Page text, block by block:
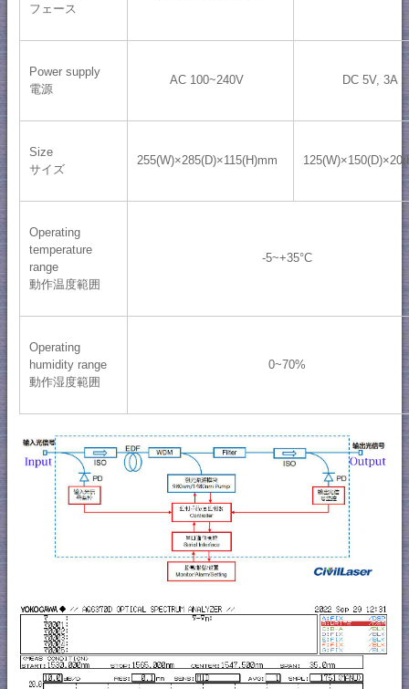
フェース
Power supply
電源
AC 100~240V DC 5V, 3A
Size
サイズ
255(W)×285(D)×115(H)mm
Operating
temperature
range
動作温度範囲
-5~+35°C
Operating
humidity range
動作湿度範囲
0~70%